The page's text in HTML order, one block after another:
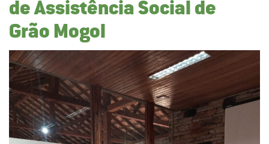
de Assistência Social de
Grão Mogol